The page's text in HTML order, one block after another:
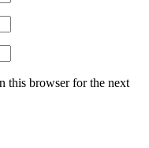
this browser for the next